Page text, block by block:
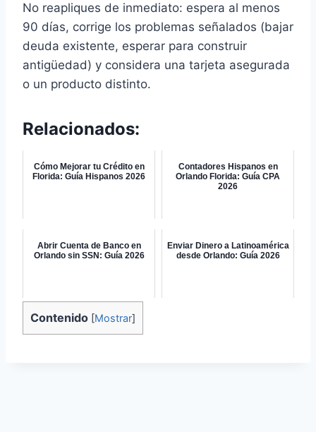
No reapliques de inmediato: espera al menos
90 días, corrige los problemas señalados (bajar
deuda existente, esperar para construir
antigüedad) y considera una tarjeta asegurada
o un producto distinto.
Relacionados:
Cómo Mejorar tu Crédito en
Florida: Guía Hispanos 2026
Contadores Hispanos en
Orlando Florida: Guía CPA
2026
Abrir Cuenta de Banco en
Orlando sin SSN: Guía 2026
Enviar Dinero a Latinoamérica
desde Orlando: Guía 2026
Contenido [Mostrar]